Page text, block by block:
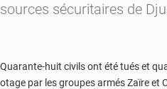
sources sécuritaires de
Quarante-huit civils ont été tués et
otage par les groupes armés Zaïre et